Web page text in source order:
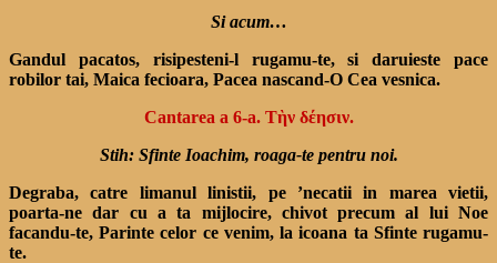
Si acum…
Gandul pacatos, risipesteni-l rugamu-te, si daruieste pace
robilor tai, Maica fecioara, Pacea nascand-O Cea vesnica.
Cantarea a 6-a. Τὴν δέησιν.
Stih: Sfinte Ioachim, roaga-te pentru noi.
Degraba, catre limanul linistii, pe ’necatii in marea vietii,
poarta-ne dar cu a ta mijlocire, chivot precum al lui Noe
facandu-te, Parinte celor ce venim, la icoana ta Sfinte rugamu-
te.